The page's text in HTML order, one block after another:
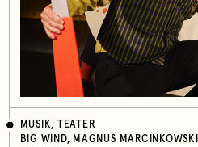
MUSIK, TEATER
BIG WIND, MAGNUS